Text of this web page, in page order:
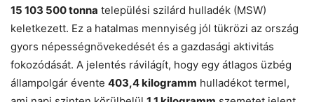
15 103 500 tonna települési szilárd hulladék (MSW)
keletkezett. Ez a hatalmas mennyiség jól tükrözi az ország
gyors népességnövekedését és a gazdasági aktivitás
fokozódását. A jelentés rávilágít, hogy egy átlagos üzbég
állampolgár évente 403,4 kilogramm hulladékot termel,